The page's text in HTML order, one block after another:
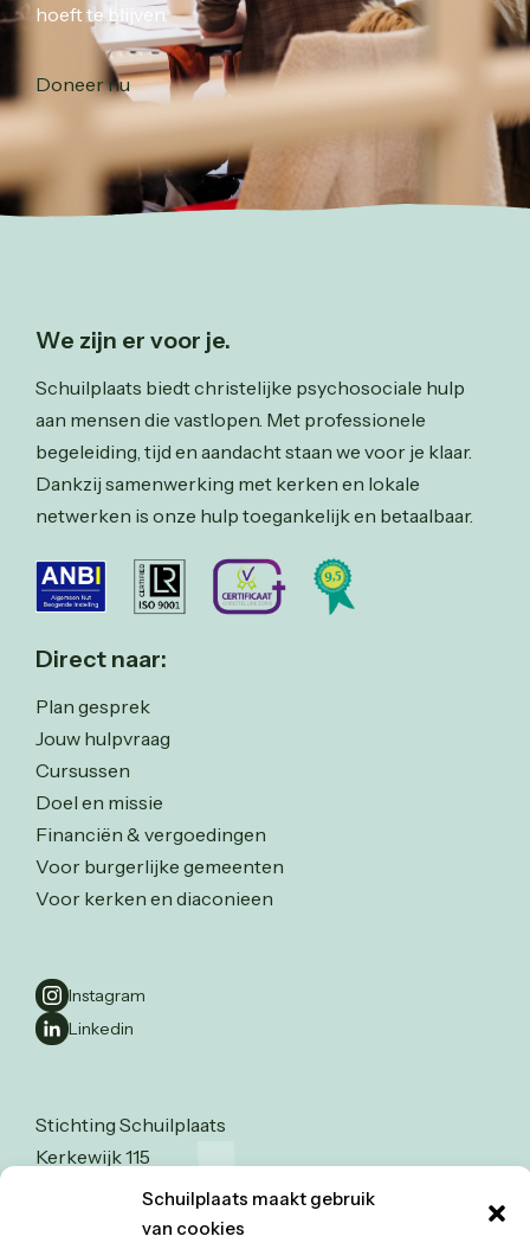
Schuilplaats maakt gebruik
van cookies
hoeft te blijven.
Doneer nu
We zijn er voor je.
Schuilplaats biedt christelijke psychosociale hulp
aan mensen die vastlopen. Met professionele
begeleiding, tijd en aandacht staan we voor je klaar.
Dankzij samenwerking met kerken en lokale
netwerken is onze hulp toegankelijk en betaalbaar.
Direct naar:
Plan gesprek
Jouw hulpvraag
Cursussen
Doel en missie
Financiën & vergoedingen
Voor burgerlijke gemeenten
Voor kerken en diaconieen
Instagram
Linkedin
Stichting Schuilplaats
Kerkewijk 115
3904 JA Veenendaal
0318-526123